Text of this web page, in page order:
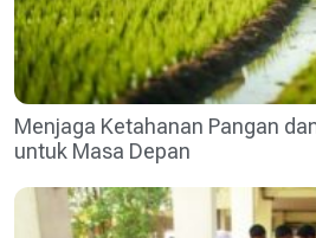
Menjaga Ketahanan Pangan
untuk Masa Depan